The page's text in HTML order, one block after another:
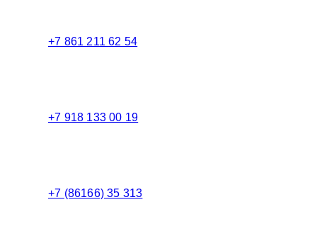
+7 861 211 62 54
+7 918 133 00 19
+7 (86166) 35 313